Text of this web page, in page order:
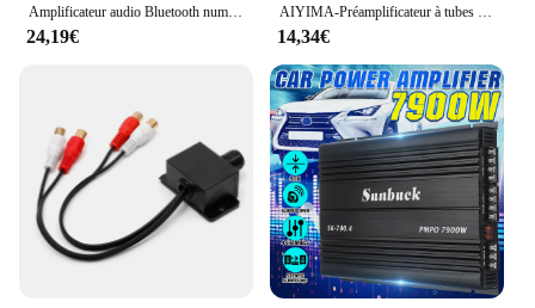
Amplificateur audio Bluetooth numérique AK45 HiFi, canal MP3, puissance sonore 2.0, médailles évitées, maison automobile, voiture pour haut-parleurs, MAX 350W x 2
24,19€
AIYIMA-Préamplificateur à tubes audio 6A2, tube HIFI, stéréo, préampli, carte de bord, médailles, haut-parleur, amplificateur de puissance, cinéma maison, bricolage, mis à niveau
14,34€